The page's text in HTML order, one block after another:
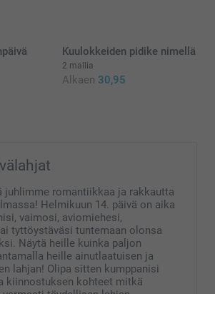
Kuulokkeiden pidike nimellä
2 mallia
Alkaen 30,95
juhlimme romantiikkaa ja rakkautta
Helmikuun 14. päivä on aika
vaimosi, aviomiehesi,
tyttöystäväsi tuntemaan olonsa
Näytä heille kuinka paljon
heille ainutlaatuisen ja
lahjan! Olipa sitten kumppanisi
kiinnostuksen kohteet mitkä
varmasti täydellisen lahjan